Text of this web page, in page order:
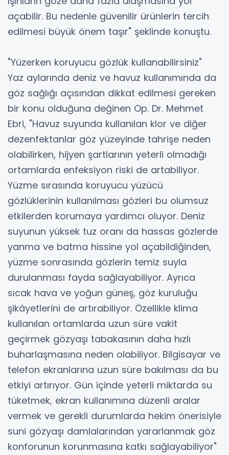
açabilir. Bu nedenle güvenilir ürünlerin tercih
edilmesi büyük önem taşır" şeklinde konuştu.
"Yüzerken koruyucu gözlük kullanabilirsiniz"
Yaz aylarında deniz ve havuz kullanımında da
göz sağlığı açısından dikkat edilmesi gereken
bir konu olduğuna değinen Op. Dr. Mehmet
Ebri, "Havuz suyunda kullanılan klor ve diğer
dezenfektanlar göz yüzeyinde tahrişe neden
olabilirken, hijyen şartlarının yeterli olmadığı
ortamlarda enfeksiyon riski de artabiliyor.
Yüzme sırasında koruyucu yüzücü
gözlüklerinin kullanılması gözleri bu olumsuz
etkilerden korumaya yardımcı oluyor. Deniz
suyunun yüksek tuz oranı da hassas gözlerde
yanma ve batma hissine yol açabildiğinden,
yüzme sonrasında gözlerin temiz suyla
durulanması fayda sağlayabiliyor. Ayrıca
sıcak hava ve yoğun güneş, göz kuruluğu
şikâyetlerini de artırabiliyor. Özellikle klima
kullanılan ortamlarda uzun süre vakit
geçirmek gözyaşı tabakasının daha hızlı
buharlaşmasına neden olabiliyor. Bilgisayar ve
telefon ekranlarına uzun süre bakılması da bu
etkiyi artırıyor. Gün içinde yeterli miktarda su
tüketmek, ekran kullanımına düzenli aralar
vermek ve gerekli durumlarda hekim önerisiyle
suni gözyaşı damlalarından yararlanmak göz
konforunun korunmasına katkı sağlayabiliyor"